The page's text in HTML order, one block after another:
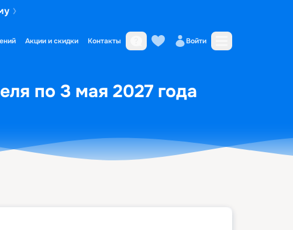
Акции и скидки Контакты Войти
по 3 мая 2027 года